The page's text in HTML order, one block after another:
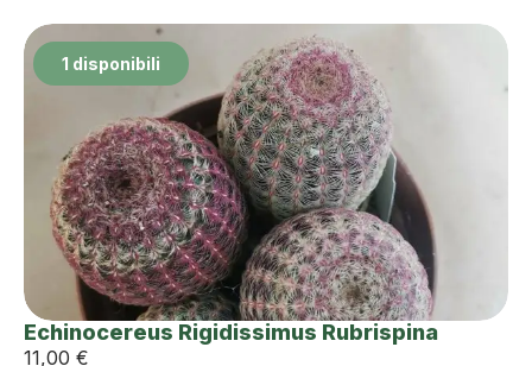
1 disponibili
Echinocereus Rigidissimus Rubrispina
11,00 €